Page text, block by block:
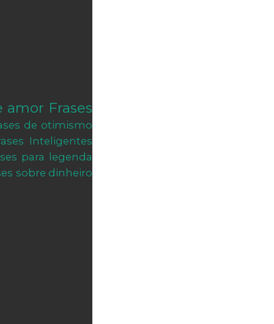
amor Frases
de otimismo
Inteligentes
para legenda
sobre dinheiro